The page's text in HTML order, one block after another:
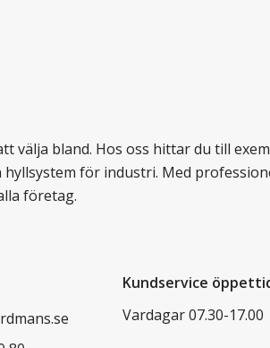
välja bland. Hos oss hittar du till
för industri. Med
företag.
Kundservice
Vardagar 07.30-17.00